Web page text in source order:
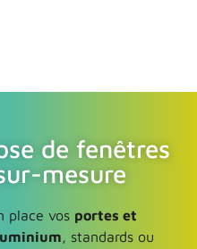
de fenêtres
mesure
place vos portes et
, standards ou